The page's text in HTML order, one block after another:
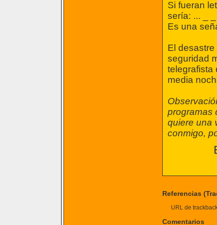
Si fueran
sería: ... _
Es una
El
seguridad
telegrafista
media
programas
quiere una
conmigo,
Referencias
URL de
Comentarios